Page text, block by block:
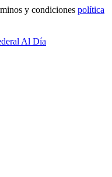
y condiciones política